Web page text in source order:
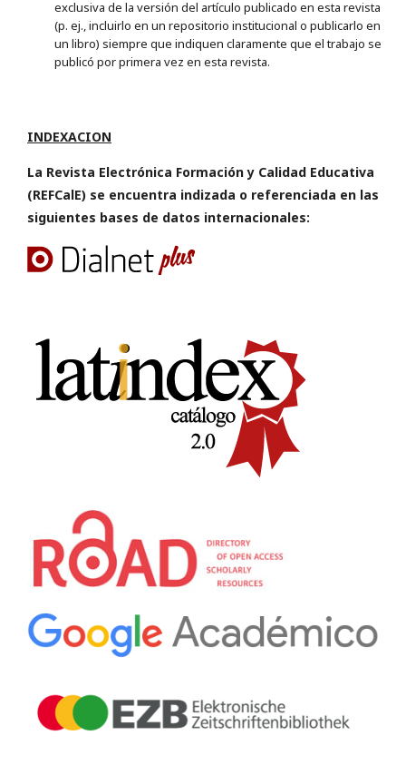
exclusiva de la versión del artículo publicado en esta revista
(p. ej., incluirlo en un repositorio institucional o publicarlo en
un libro) siempre que indiquen claramente que el trabajo se
publicó por primera vez en esta revista.
INDEXACION
La Revista Electrónica Formación y Calidad Educativa
(REFCalE) se encuentra indizada o referenciada en las
siguientes bases de datos internacionales: